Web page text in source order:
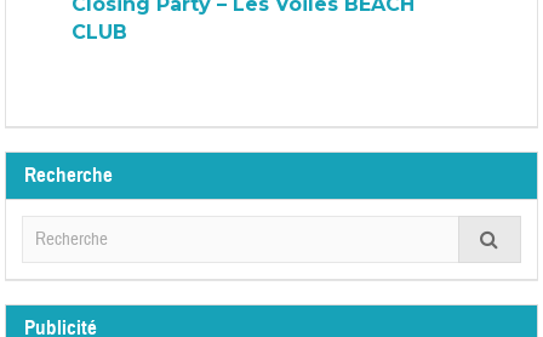
CLUB
Recherche
Publicité